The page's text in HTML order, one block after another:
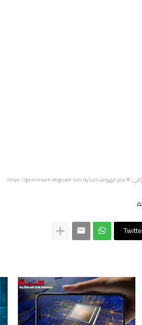
© عالم الهواتف الذكيةhttps://gsminsark.blogspot.com
.